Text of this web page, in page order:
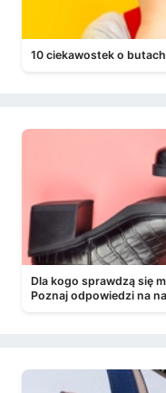
10 ciekawostek o
Dla kogo sprawdzą się
Poznaj odpowiedzi na